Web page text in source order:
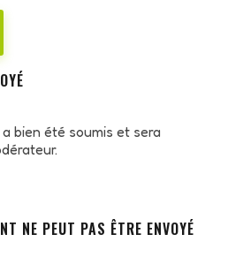
bien été soumis et sera
NE PEUT PAS ÊTRE ENVOYÉ